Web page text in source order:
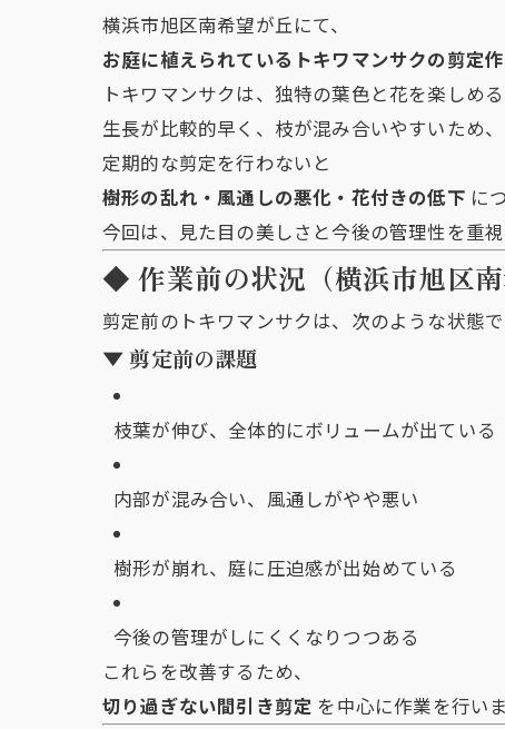
横浜市旭区南希望が丘にて、
お庭に植えられているトキワマンサクの剪定
トキワマンサクは、独特の葉色と花を楽しめ
生長が比較的早く、枝が混み合いやすいため、
定期的な剪定を行わないと
樹形の乱れ・風通しの悪化・花付きの低下 に
今回は、見た目の美しさと今後の管理性を重
◆ 作業前の状況（横浜市旭区南
剪定前のトキワマンサクは、次のような状態で
▼ 剪定前の課題
枝葉が伸び、全体的にボリュームが出ている
内部が混み合い、風通しがやや悪い
樹形が崩れ、庭に圧迫感が出始めている
今後の管理がしにくくなりつつある
これらを改善するため、
切り過ぎない間引き剪定 を中心に作業を行い